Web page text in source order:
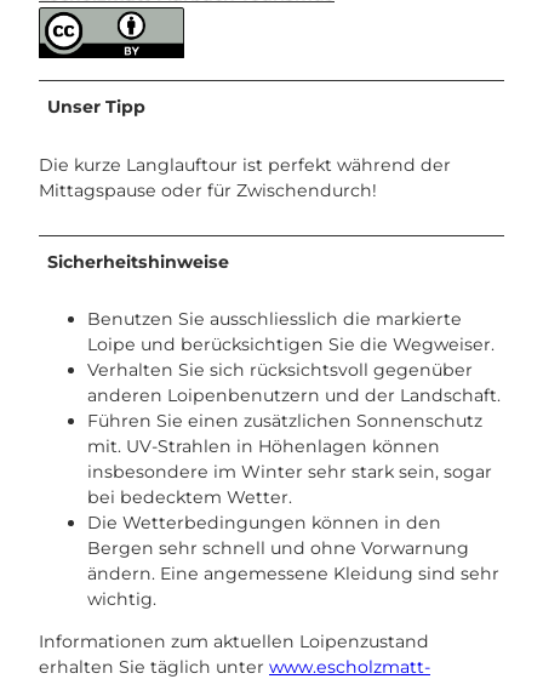
Unser Tipp
Die kurze Langlauftour ist perfekt während der
Mittagspause oder für Zwischendurch!
Sicherheitshinweise
Benutzen Sie ausschliesslich die markierte
Loipe und berücksichtigen Sie die Wegweiser.
Verhalten Sie sich rücksichtsvoll gegenüber
anderen Loipenbenutzern und der Landschaft.
Führen Sie einen zusätzlichen Sonnenschutz
mit. UV-Strahlen in Höhenlagen können
insbesondere im Winter sehr stark sein, sogar
bei bedecktem Wetter.
Die Wetterbedingungen können in den
Bergen sehr schnell und ohne Vorwarnung
ändern. Eine angemessene Kleidung sind sehr
wichtig.
Informationen zum aktuellen Loipenzustand
erhalten Sie täglich unter www.escholzmatt-